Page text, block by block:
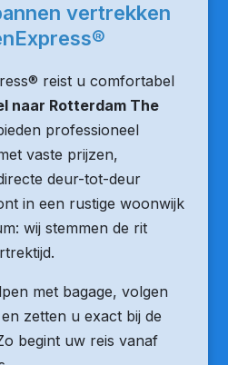
vertrekken
reist u comfortabel
naar Rotterdam The
professioneel
vaste prijzen,
deur-tot-deur
in een rustige woonwijk
wij stemmen de rit
met bagage, volgen
zetten u exact bij de
begint uw reis vanaf